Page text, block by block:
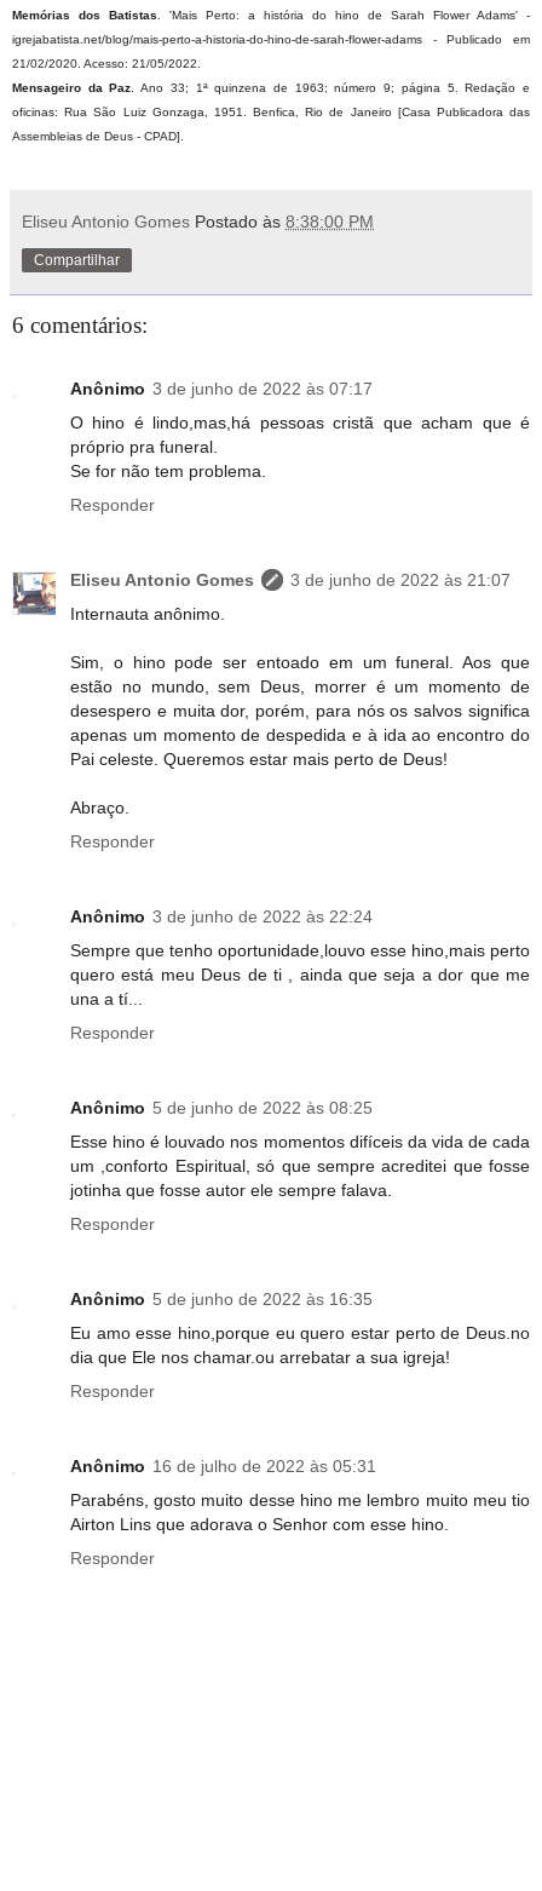
Memórias dos Batistas. 'Mais Perto: a história do hino de Sarah Flower Adams' -
igrejabatista.net/blog/mais-perto-a-historia-do-hino-de-sarah-flower-adams - Publicado em
21/02/2020. Acesso: 21/05/2022.
Mensageiro da Paz. Ano 33; 1ª quinzena de 1963; número 9; página 5. Redação e
oficinas: Rua São Luiz Gonzaga, 1951. Benfica, Rio de Janeiro [Casa Publicadora das
Assembleias de Deus - CPAD].
Eliseu Antonio Gomes Postado às 8:38:00 PM
Compartilhar
6 comentários:
Anônimo 3 de junho de 2022 às 07:17
O hino é lindo,mas,há pessoas cristã que acham que é
próprio pra funeral.
Se for não tem problema.
Responder
Eliseu Antonio Gomes
3 de junho de 2022 às 21:07
Internauta anônimo.
Sim, o hino pode ser entoado em um funeral. Aos que
estão no mundo, sem Deus, morrer é um momento de
desespero e muita dor, porém, para nós os salvos significa
apenas um momento de despedida e à ida ao encontro do
Pai celeste. Queremos estar mais perto de Deus!
Abraço.
Responder
Anônimo 3 de junho de 2022 às 22:24
Sempre que tenho oportunidade,louvo esse hino,mais perto
quero está meu Deus de ti , ainda que seja a dor que me
una a tí...
Responder
Anônimo 5 de junho de 2022 às 08:25
Esse hino é louvado nos momentos difíceis da vida de cada
um ,conforto Espiritual, só que sempre acreditei que fosse
jotinha que fosse autor ele sempre falava.
Responder
Anônimo 5 de junho de 2022 às 16:35
Eu amo esse hino,porque eu quero estar perto de Deus.no
dia que Ele nos chamar.ou arrebatar a sua igreja!
Responder
Anônimo 16 de julho de 2022 às 05:31
Parabéns, gosto muito desse hino me lembro muito meu tio
Airton Lins que adorava o Senhor com esse hino.
Responder